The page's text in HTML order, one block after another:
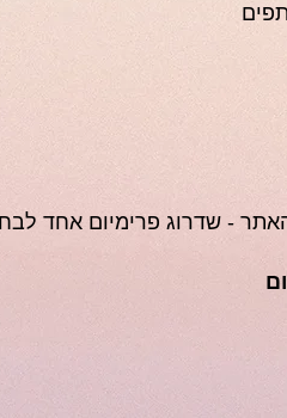
- שדרוג פרימיום אחד